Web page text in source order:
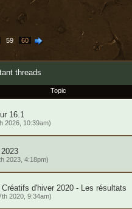
59 60
threads
Topic
16.1
2026, 10:39am)
2023, 4:18pm)
d'hiver 2020 - Les résultats
2020, 9:34am)